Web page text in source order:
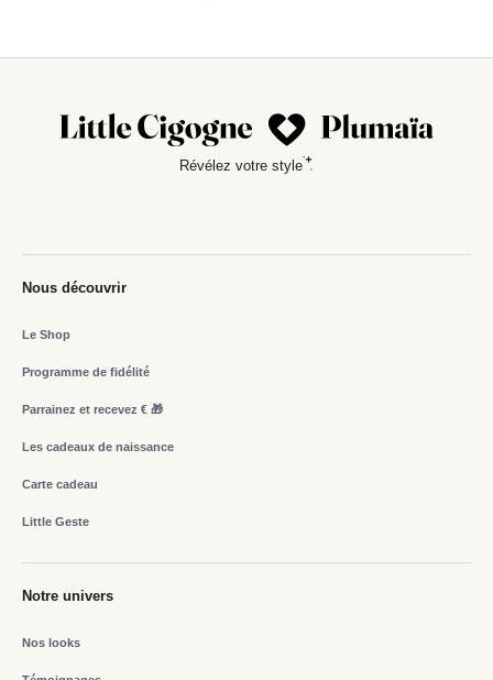
Révélez votre style
Nous découvrir
Le Shop
Programme de fidélité
Parrainez et recevez € 🎁
Les cadeaux de naissance
Carte cadeau
Little Geste
Notre univers
Nos looks